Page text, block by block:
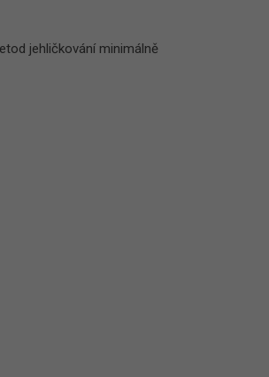
jehličkování minimálně